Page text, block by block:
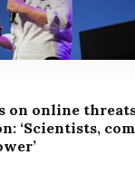
on online
‘Scientists,